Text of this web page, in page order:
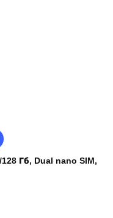
Гб, Dual nano SIM,